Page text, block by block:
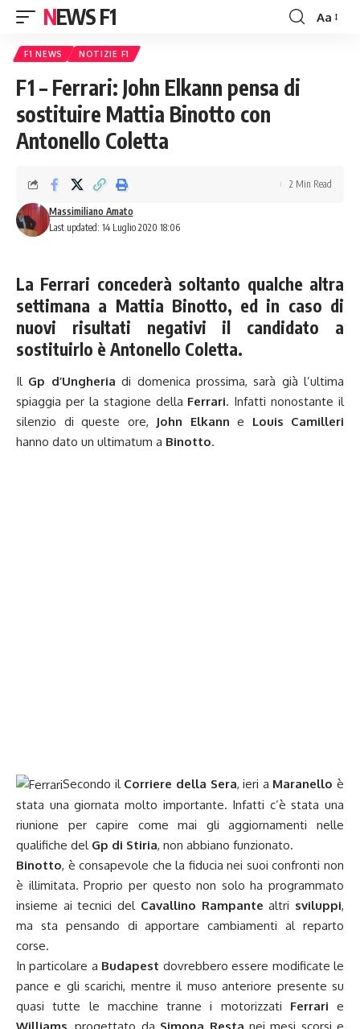
NEWS F1
Font
Aa
F1 NEWS NOTIZIE F1
F1 – Ferrari: John Elkann pensa di
sostituire Mattia Binotto con
Antonello Coletta
Last updated: 14 Luglio 2020 18:06
Massimiliano Amato
2 Min Read
La Ferrari concederà soltanto qualche altra
settimana a Mattia Binotto, ed in caso di
nuovi risultati negativi il candidato a
sostituirlo è Antonello Coletta.
Il Gp d’Ungheria di domenica prossima, sarà già l’ultima
spiaggia per la stagione della Ferrari. Infatti nonostante il
silenzio di queste ore,
John Elkann e Louis Camilleri
hanno dato un ultimatum a Binotto.
Secondo il Corriere della Sera, ieri a Maranello è
stata una giornata molto importante. Infatti c’è stata una
riunione per capire come mai gli aggiornamenti nelle
qualifiche del Gp di Stiria, non abbiano funzionato.
Binotto, è consapevole che la fiducia nei suoi confronti non
è illimitata. Proprio per questo non solo ha programmato
insieme ai tecnici del Cavallino Rampante altri sviluppi,
ma sta pensando di apportare cambiamenti al reparto
corse.
In particolare a Budapest dovrebbero essere modificate le
pance e gli scarichi, mentre il muso anteriore presente su
quasi tutte le macchine tranne i motorizzati Ferrari e